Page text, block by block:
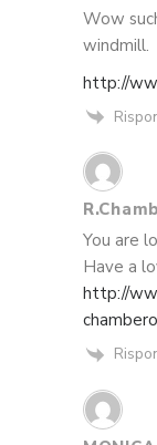
Wow
windmill.
http://
You are
Have a
http://